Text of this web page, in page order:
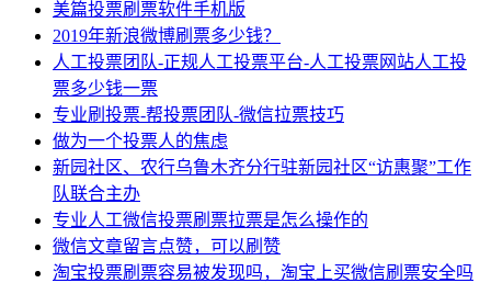
美篇投票刷票软件手机版
2019年新浪微博刷票多少钱？
人工投票团队-正规人工投票平台-人工投票网站人工投
票多少钱一票
专业刷投票-帮投票团队-微信拉票技巧
做为一个投票人的焦虑
新园社区、农行乌鲁木齐分行驻新园社区“访惠聚”工作
队联合主办
专业人工微信投票刷票拉票是怎么操作的
微信文章留言点赞，可以刷赞
淘宝投票刷票容易被发现吗，淘宝上买微信刷票安全吗